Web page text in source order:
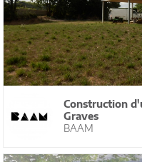
Construction
Graves
BAAM